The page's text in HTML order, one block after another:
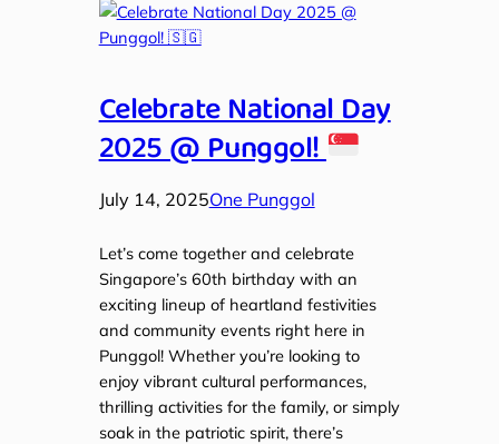
Celebrate National Day
2025 @ Punggol!
July 14, 2025One Punggol
Let’s come together and celebrate
Singapore’s 60th birthday with an
exciting lineup of heartland festivities
and community events right here in
Punggol! Whether you’re looking to
enjoy vibrant cultural performances,
thrilling activities for the family, or simply
soak in the patriotic spirit, there’s